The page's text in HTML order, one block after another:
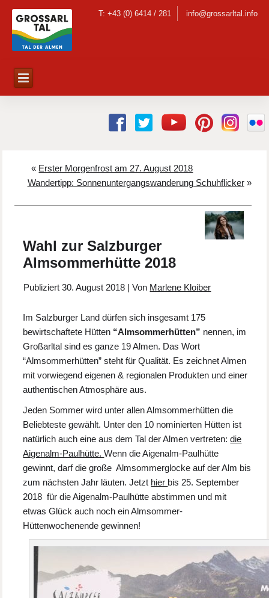
T: +43 (0) 6414 / 281 info@grossarltal.info
« Erster Morgenfrost am 27. August 2018
Wandertipp: Sonnenuntergangswanderung Schuhflicker»
Wahl zur Salzburger
Almsommerhütte 2018
Publiziert 30. August 2018 |Von Marlene Kloiber
Im Salzburger Land dürfen sich insgesamt 175
bewirtschaftete Hütten “Almsommerhütten” nennen, im
Großarltal sind es ganze 19 Almen. Das Wort
“Almsommerhütten” steht für Qualität. Es zeichnet Almen
mit vorwiegend eigenen & regionalen Produkten und einer
authentischen Atmosphäre aus.
Jeden Sommer wird unter allen Almsommerhütten die
Beliebteste gewählt. Unter den 10 nominierten Hütten ist
natürlich auch eine aus dem Tal der Almen vertreten:die
Aigenalm-Paulhütte.Wenn die Aigenalm-Paulhütte
gewinnt, darf die große Almsommerglocke auf der Alm bis
zum nächsten Jahr läuten. Jetzt hier bis 25. September
2018 für die Aigenalm-Paulhütte abstimmen und mit
etwas Glück auch noch ein Almsommer-
Hüttenwochenende gewinnen!